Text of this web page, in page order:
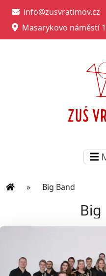
info@zusvratimov.cz
Masarykovo náměstí
» Big Band
Big